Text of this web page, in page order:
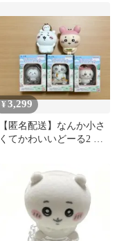
¥3,299
【匿名配送】なんか小さ
くてかわいいどーる2 な